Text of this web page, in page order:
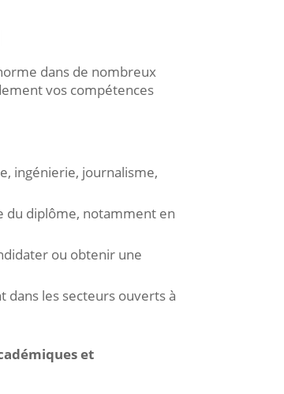
dans de nombreux
vos compétences
ingénierie, journalisme,
du diplôme, notamment en
ou obtenir une
les secteurs ouverts à
et